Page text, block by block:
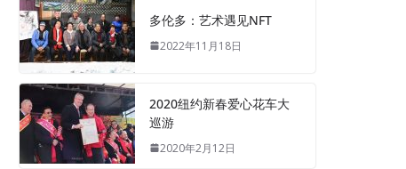
多伦多：艺术遇见NFT
2022年11月18日
2020纽约新春爱心花车大
巡游
2020年2月12日